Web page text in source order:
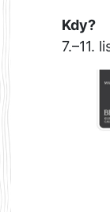
Kdy?
7.–11.